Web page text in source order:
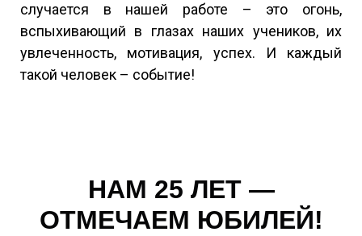
случается в нашей работе – это огонь,
вспыхивающий в глазах наших учеников, их
увлеченность, мотивация, успех. И каждый
такой человек – событие!
НАМ 25 ЛЕТ —
ОТМЕЧАЕМ ЮБИЛЕЙ!